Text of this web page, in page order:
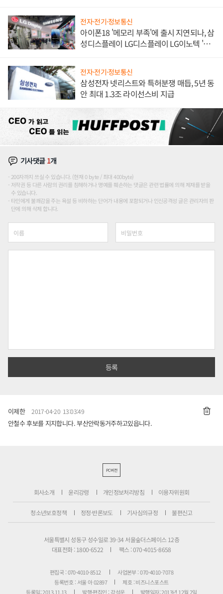
전자·전기·정보통신
아이폰18 '메모리 부족'에 출시 지연되나, 삼
성디스플레이 LG디스플레이 LG이노텍 '탈
전자·전기·정보통신
삼성전자 넷리스트와 특허분쟁 매듭, 5년 동
안 최대 1.3조 라이선스비 지급
기사댓글 1개
200자까지 쓰실 수 있습니다. (현재 0 byte / 최대 400byte)
저작권 등 다른 사람의 권리를 침해하거나 명예를 훼손하는 댓글은 관련 법률에 의해 제재를 받을
수 있습니다.
타인에게 불쾌감을 주는 욕설 등 비하하는 단어가 내용에 포함되거나 인신공격성 글은 관리자의 판
단에 의해 삭제 합니다.
이제한 2017-04-20 13:03:49
안철수 후보를 지지합니다. 부산안락동거주하고있읍니다.
PC버전
회사소개 윤리강령 개인정보처리방침 이용자위원회
청소년보호정책 정정·반론보도 기사심의규정 불편신고
서울특별시 성동구 성수일로 39-34 서울숲더스페이스 12층
대표전화 : 1800-6522
팩스 : 070-4015-8658
편집국 : 070-4010-8512
사업본부 : 070-4010-7078
등록번호 : 서울 아 02897
제호 : 비즈니스포스트
등록일: 2013.11.13
발행·편집인 : 강석운 발행일자: 2013년 12월 2일